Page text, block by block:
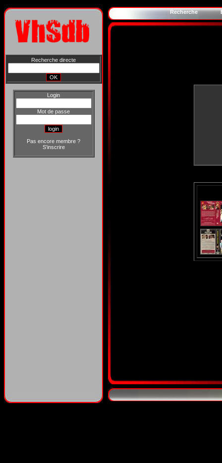
Recherche directe
Login
Mot de passe
Pas encore membre ?
S'inscrire
Recherche